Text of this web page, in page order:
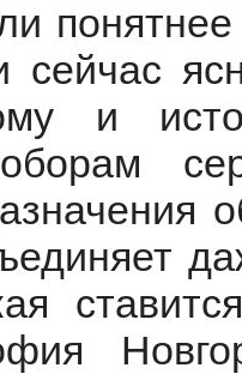
сейчас
и